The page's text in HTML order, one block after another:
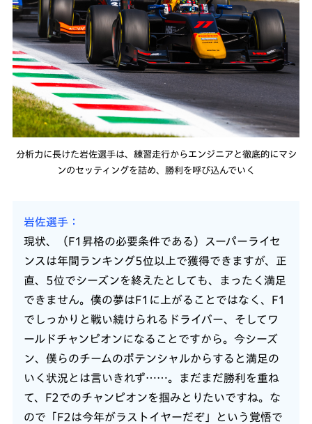
分析力に長けた岩佐選手は、練習走行からエンジニアと徹底的にマシ
ンのセッティングを詰め、勝利を呼び込んでいく
岩佐選手
現状、（F1昇格の必要条件である）スーパーライセ
ンスは年間ランキング5位以上で獲得できますが、正
直、5位でシーズンを終えたとしても、まったく満足
できません。僕の夢はF1に上がることではなく、F1
でしっかりと戦い続けられるドライバー、そしてワ
ールドチャンピオンになることですから。今シーズ
ン、僕らのチームのポテンシャルからすると満足の
いく状況とは言いきれず……。まだまだ勝利を重ね
て、F2でのチャンピオンを掴みとりたいですね。な
ので「F2は今年がラストイヤーだぞ」という覚悟で